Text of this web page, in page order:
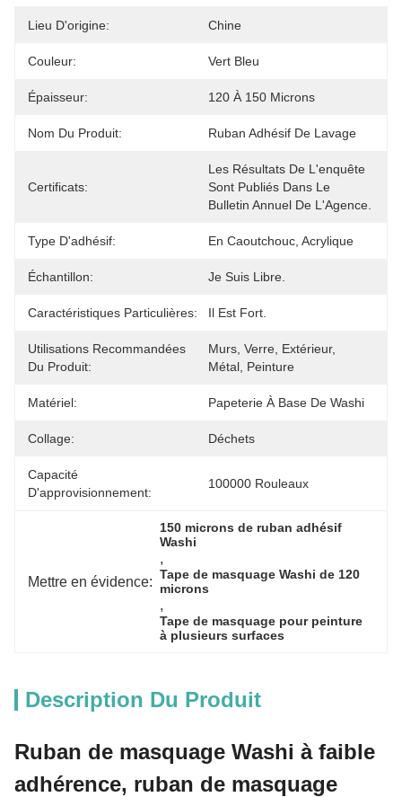
Lieu D'origine: Chine
Couleur: Vert Bleu
Épaisseur: 120 À 150 Microns
Nom Du Produit: Ruban Adhésif De Lavage
Certificats:
Les Résultats De L'enquête
Sont Publiés Dans Le
Bulletin Annuel De L'Agence.
Type D'adhésif: En Caoutchouc, Acrylique
Échantillon: Je Suis Libre.
Caractéristiques Particulières: Il Est Fort.
Utilisations Recommandées
Du Produit:
Murs, Verre, Extérieur,
Métal, Peinture
Matériel: Papeterie À Base De Washi
Collage: Déchets
Capacité
D'approvisionnement:
100000 Rouleaux
Mettre en évidence:
150 microns de ruban adhésif
Washi
,
Tape de masquage Washi de 120
microns
,
Tape de masquage pour peinture
à plusieurs surfaces
Description Du Produit
Ruban de masquage Washi à faible
adhérence, ruban de masquage